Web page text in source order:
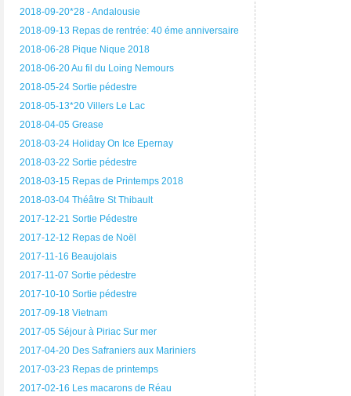
2018-09-20*28 - Andalousie
2018-09-13 Repas de rentrée: 40 éme anniversaire
2018-06-28 Pique Nique 2018
2018-06-20 Au fil du Loing Nemours
2018-05-24 Sortie pédestre
2018-05-13*20 Villers Le Lac
2018-04-05 Grease
2018-03-24 Holiday On Ice Epernay
2018-03-22 Sortie pédestre
2018-03-15 Repas de Printemps 2018
2018-03-04 Théâtre St Thibault
2017-12-21 Sortie Pédestre
2017-12-12 Repas de Noël
2017-11-16 Beaujolais
2017-11-07 Sortie pédestre
2017-10-10 Sortie pédestre
2017-09-18 Vietnam
2017-05 Séjour à Piriac Sur mer
2017-04-20 Des Safraniers aux Mariniers
2017-03-23 Repas de printemps
2017-02-16 Les macarons de Réau